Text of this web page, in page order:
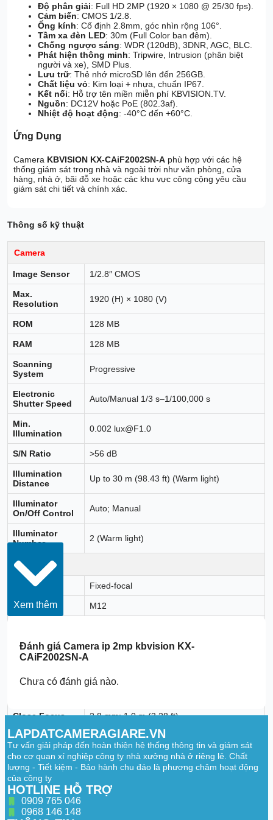
Độ phân giải: Full HD 2MP (1920 × 1080 @ 25/30 fps).
Cảm biến: CMOS 1/2.8.
Ống kính: Cố định 2.8mm, góc nhìn rộng 106°.
Tầm xa đèn LED: 30m (Full Color ban đêm).
Chống ngược sáng: WDR (120dB), 3DNR, AGC, BLC.
Phát hiện thông minh: Tripwire, Intrusion (phân biệt
người và xe), SMD Plus.
Lưu trữ: Thẻ nhớ microSD lên đến 256GB.
Chất liệu vỏ: Kim loại + nhựa, chuẩn IP67.
Kết nối: Hỗ trợ tên miền miễn phí KBVISION.TV.
Nguồn: DC12V hoặc PoE (802.3af).
Nhiệt độ hoạt động: -40°C đến +60°C.
Ứng Dụng
Camera KBVISION KX-CAiF2002SN-A phù hợp với các hệ
thống giám sát trong nhà và ngoài trời như văn phòng, cửa
hàng, nhà ở, bãi đỗ xe hoặc các khu vực công cộng yêu cầu
giám sát chi tiết và chính xác.
Thông số kỹ thuật
Camera
Image Sensor 1/2.8″ CMOS
Max.
Resolution
1920 (H) × 1080 (V)
ROM 128 MB
RAM 128 MB
Scanning
System
Progressive
Electronic
Shutter Speed
Auto/Manual 1/3 s–1/100,000 s
Min.
Illumination
0.002 lux@F1.0
S/N Ratio >56 dB
Illumination
Distance
Up to 30 m (98.43 ft) (Warm light)
Illuminator
On/Off Control
Auto; Manual
Illuminator
Number
2 (Warm light)
Lens
Lens Type Fixed-focal
Lens Mount M12
Max. Aperture F1.0
3.6 mm: H: 85°; V: 45°; D: 100°
Close Focus
2.8 mm: 1.0 m (3.28 ft)
DORI Distance
2.8 mm:
Detect: 45.5 m (149.28 ft)
Observe: 18.2 m (59.71 ft)
Recognize: 9.1 m (29.86 ft)
Identify: 4.6 m (15.09 ft)
3.6 mm:
Xem thêm
Đánh giáCamera ip 2mp kbvision KX-
CAiF2002SN-A
Chưa có đánh giá nào.
LAPDATCAMERAGIARE.VN
Tư vấn giải pháp đến hoàn thiện hệ thống thông tin và giám sát
cho cơ quan xí nghiệp công ty nhà xưởng nhà ở riêng lẻ. Chất
lượng - Tiết kiệm - Bảo hành chu đáo là phương châm hoạt động
của công ty
HOTLINE HỖ TRỢ
0909 765 046
0968 146 148